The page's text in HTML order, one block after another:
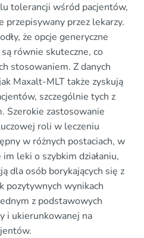
tolerancji wśród pacjentów,
przepisywany przez lekarzy.
że opcje generyczne
równie skuteczne, co
stosowaniem. Z danych
Maxalt-MLT także zyskują
szczególnie tych z
Szerokie zastosowanie
roli w leczeniu
w różnych postaciach, w
leki o szybkim działaniu,
dla osób borykających się z
pozytywnych wynikach
z podstawowych
i ukierunkowanej na